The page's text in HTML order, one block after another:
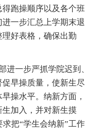
跑操顺序以及各个班
一步汇总上学期末退
好表格，确保出勤
一步严抓学院迟到、
早操质量，使新生尽
操水平。纳新方面，
加入，并对新生摸
把“学生会纳新”工作